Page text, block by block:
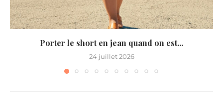
Porter le short en jean quand on est...
24 juillet 2026